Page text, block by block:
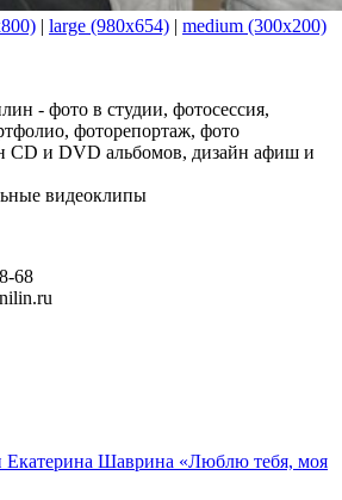
| large (980x654) | medium (300x200)
- фото в студии, фотосессия,
фоторепортаж, фото
CD и DVD альбомов, дизайн афиш и
видеоклипы
68
Екатерина Шаврина «Люблю тебя, моя